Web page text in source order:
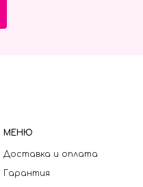
МЕНЮ
Доставка и оплата
Гарантия